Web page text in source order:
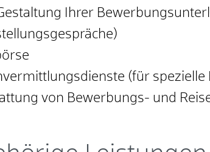
Ihrer
(für spezielle
von Bewerbungs- und